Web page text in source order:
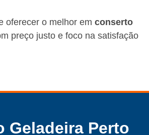
oferecer o melhor em conserto
preço justo e foco na satisfação
Geladeira Perto